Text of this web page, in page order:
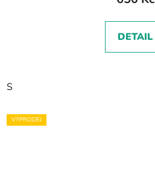
DETAIL
S
VÝPRODEJ